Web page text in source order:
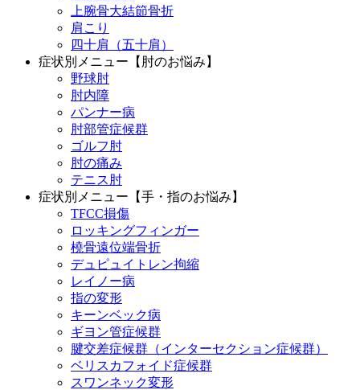
上腕骨大結節骨折
肩こり
四十肩（五十肩）
症状別メニュー【肘のお悩み】
野球肘
肘内障
パンナー病
肘部管症候群
ゴルフ肘
肘の痛み
テニス肘
症状別メニュー【手・指のお悩み】
TFCC損傷
ロッキングフィンガー
橈骨遠位端骨折
デュピュイトレン拘縮
レイノー病
指の変形
キーンベック病
ギヨン管症候群
腱交差症候群（インターセクション症候群）
ベリスカフォイド症候群
スワンネック変形